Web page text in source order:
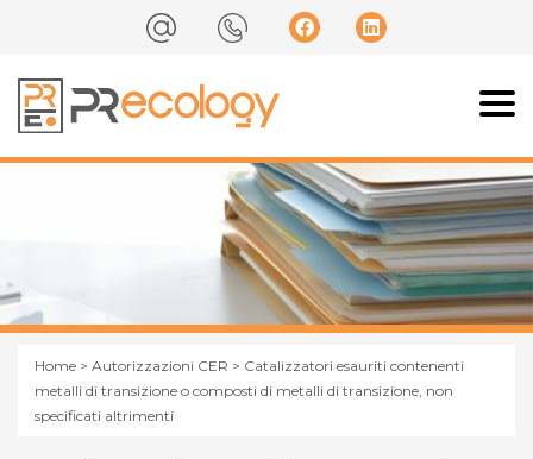
Home > Autorizzazioni CER > Catalizzatori esauriti contenenti
metalli di transizione o composti di metalli di transizione, non
specificati altrimenti